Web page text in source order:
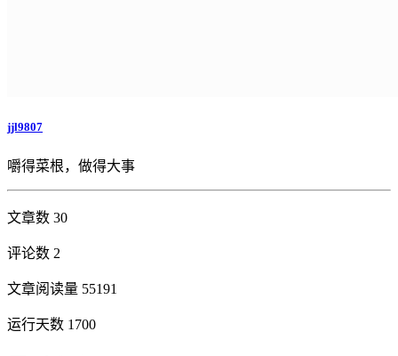
jjl9807
嚼得菜根，做得大事
文章数 30
评论数 2
文章阅读量 55191
运行天数 1700